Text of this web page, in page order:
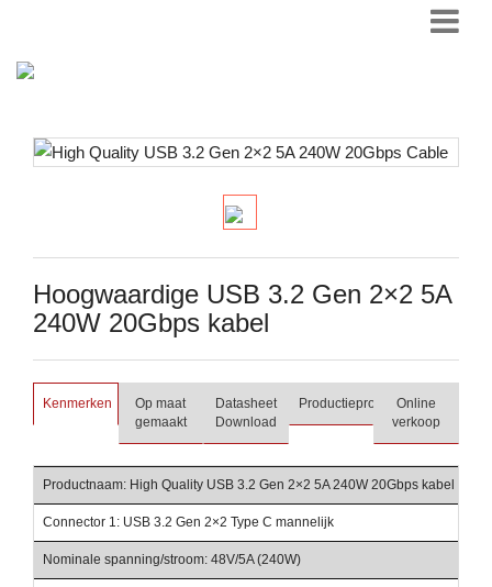
Hoogwaardige USB 3.2 Gen 2×2 5A
240W 20Gbps kabel
Kenmerken
Op maat
gemaakt
Datasheet
Download
Productieproces Online
verkoop
Productnaam: High Quality USB 3.2 Gen 2×2 5A 240W 20Gbps kabel
Connector 1: USB 3.2 Gen 2×2 Type C mannelijk
Nominale spanning/stroom: 48V/5A (240W)